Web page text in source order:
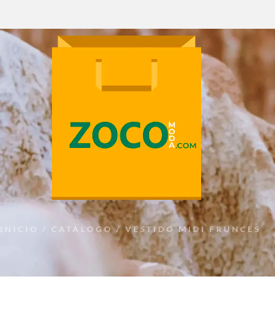
INICIO / CATÁLOGO / VESTIDO MIDI FRUNCES